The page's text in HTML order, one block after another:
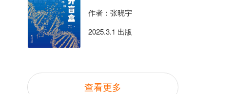
作者：张晓宇
2025.3.1 出版
查看更多